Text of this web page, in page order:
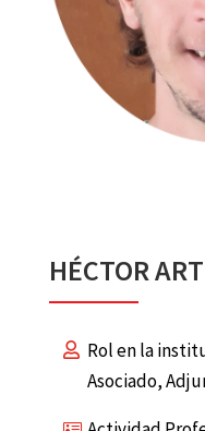
HÉCTOR
Rol en la
Asociado,